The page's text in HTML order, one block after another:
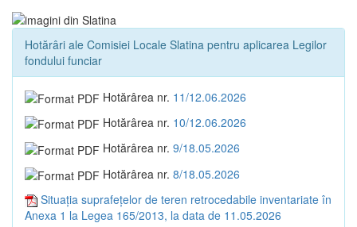
Hotărâri ale Comisiei Locale Slatina pentru aplicarea Legilor
fondului funciar
Hotărârea nr. 11/12.06.2026
Hotărârea nr. 10/12.06.2026
Hotărârea nr. 9/18.05.2026
Hotărârea nr. 8/18.05.2026
Situația suprafețelor de teren retrocedabile inventariate în
Anexa 1 la Legea 165/2013, la data de 11.05.2026